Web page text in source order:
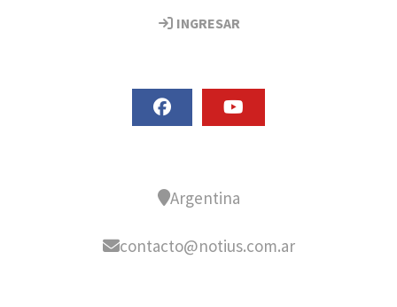
INGRESAR
Argentina
contacto@notius.com.ar